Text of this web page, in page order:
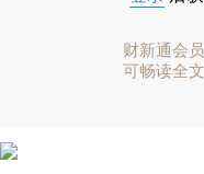
财新通会员
可畅读全文